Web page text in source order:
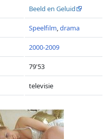
Beeld en Geluid
Speelfilm,drama
2000-2009
79'53
televisie